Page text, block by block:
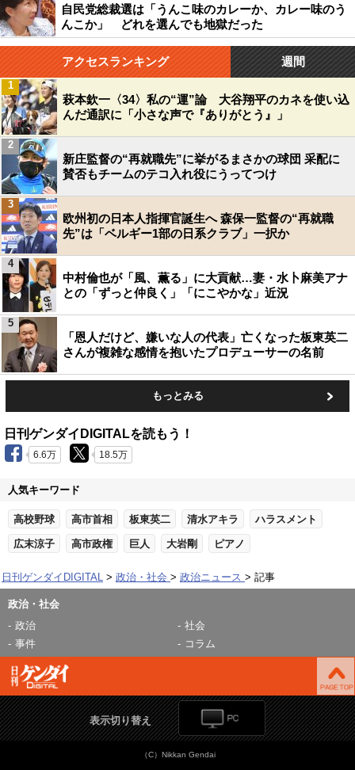
自民党総裁選は「うんこ味のカレーか、カレー味のう
んこか」 どれを選んでも地獄だった
アクセスランキング 週間
萩本欽一〈34〉私の“運”論 大谷翔平のカネを使い込
んだ通訳に「小さな声で『ありがとう』」
1
新庄監督の“再就職先”に挙がるまさかの球団 采配に
賛否もチームのテコ入れ役にうってつけ
2
欧州初の日本人指揮官誕生へ 森保一監督の“再就職
先”は「ベルギー1部の日系クラブ」一択か
3
中村倫也が「風、薫る」に大貢献…妻・水卜麻美アナ
との「ずっと仲良く」「にこやかな」近況
4
「恩人だけど、嫌いな人の代表」亡くなった板東英二
さんが複雑な感情を抱いたプロデューサーの名前
5
もっとみる
日刊ゲンダイDIGITALを読もう！
6.6万 18.5万
人気キーワード
高校野球 高市首相 板東英二 清水アキラ ハラスメント
広末涼子 高市政権 巨人 大岩剛 ピアノ
日刊ゲンダイDIGITAL 政治・社会 政治ニュース 記事
政治・社会
政治
社会
事件
コラム
表示切り替え
（C）Nikkan Gendai